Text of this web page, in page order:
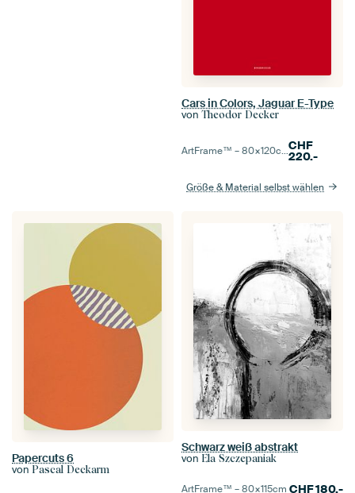
Cars in Colors, Jaguar E-Type
von Theodor Decker
ArtFrame™ –80×120cm CHF
220.-
Größe & Material selbst wählen
Papercuts 6
von Pascal Deckarm
Schwarz weiß abstrakt
von Ela Szczepaniak
ArtFrame™ –80×115cm CHF180.-